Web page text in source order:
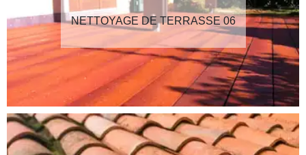
NETTOYAGE DE TERRASSE 06